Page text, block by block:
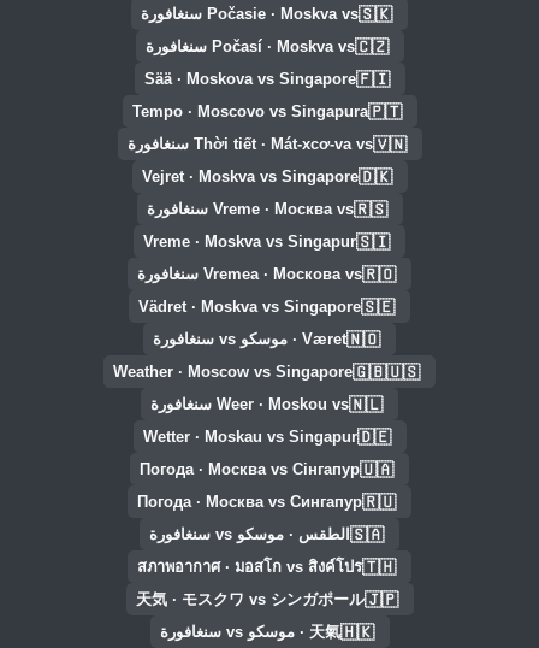
🇸🇰Počasie · Moskva vs سنغافورة
🇨🇿Počasí · Moskva vs سنغافورة
🇫🇮
Sää · Moskova vs Singapore
🇵🇹
Tempo · Moscovo vs Singapura
🇻🇳Thời tiết · Mát-xcơ-va vs سنغافورة
🇩🇰
Vejret · Moskva vs Singapore
🇷🇸Vreme · Москва vs سنغافورة
🇸🇮
Vreme · Moskva vs Singapur
🇷🇴Vremea · Москова vs سنغافورة
🇸🇪
Vädret · Moskva vs Singapore
🇳🇴Været · موسكو vs سنغافورة
🇬🇧🇺🇸
Weather · Moscow vs Singapore
🇳🇱Weer · Moskou vs سنغافورة
🇩🇪
Wetter · Moskau vs Singapur
🇺🇦
Погода · Москва vs Сінгапур
🇷🇺
Погода · Москва vs Сингапур
🇸🇦 الطقس · موسكو vs سنغافورة
🇹🇭
สภาพอากาศ · มอสโก vs สิงค์โปร
🇯🇵
天気 · モスクワ vs シンガポール
🇭🇰天氣 · موسكو vs سنغافورة